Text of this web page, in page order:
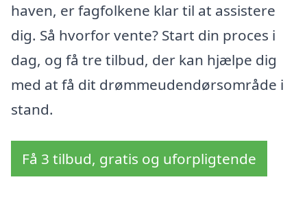
haven, er fagfolkene klar til at assistere
dig. Så hvorfor vente? Start din proces i
dag, og få tre tilbud, der kan hjælpe dig
med at få dit drømmeudendørsområde i
stand.
Få 3 tilbud, gratis og uforpligtende